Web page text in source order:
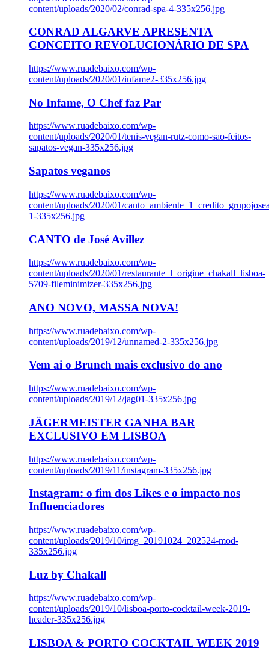
content/uploads/2020/02/conrad-spa-4-335x256.jpg
CONRAD ALGARVE APRESENTA
CONCEITO REVOLUCIONÁRIO DE SPA
https://www.ruadebaixo.com/wp-
content/uploads/2020/01/infame2-335x256.jpg
No Infame, O Chef faz Par
https://www.ruadebaixo.com/wp-
content/uploads/2020/01/tenis-vegan-rutz-como-sao-feitos-
sapatos-vegan-335x256.jpg
Sapatos veganos
https://www.ruadebaixo.com/wp-
content/uploads/2020/01/
1-335x256.jpg
CANTO de José Avillez
https://www.ruadebaixo.com/wp-
content/uploads/2020/01/restaurante_l_origine_chakall_lisboa-
5709-fileminimizer-335x256.jpg
ANO NOVO, MASSA NOVA!
https://www.ruadebaixo.com/wp-
content/uploads/2019/12/unnamed-2-335x256.jpg
Vem ai o Brunch mais exclusivo do ano
https://www.ruadebaixo.com/wp-
content/uploads/2019/12/jag01-335x256.jpg
JÄGERMEISTER GANHA BAR
EXCLUSIVO EM LISBOA
https://www.ruadebaixo.com/wp-
content/uploads/2019/11/instagram-335x256.jpg
Instagram: o fim dos Likes e o impacto nos
Influenciadores
https://www.ruadebaixo.com/wp-
content/uploads/2019/10/img_20191024_202524-mod-
335x256.jpg
Luz by Chakall
https://www.ruadebaixo.com/wp-
content/uploads/2019/10/lisboa-porto-cocktail-week-2019-
header-335x256.jpg
LISBOA & PORTO COCKTAIL WEEK 2019